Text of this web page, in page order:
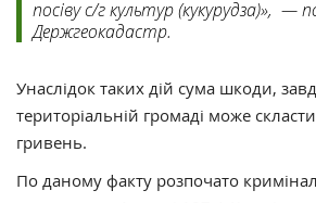
посіву с/г культур (кукурудза)», —
Держгеокадастр.
Унаслідок таких дій сума шкоди,
територіальній громаді може
гривень.
По даному факту розпочато